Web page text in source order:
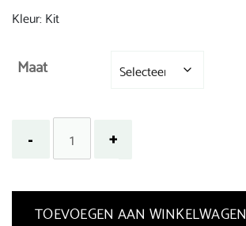
Kleur: Kit
Maat
TOEVOEGEN AAN WINKELWAGEN